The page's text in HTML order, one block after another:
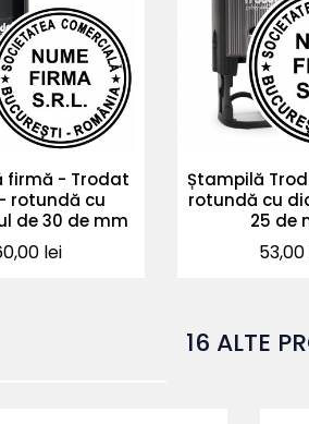
firmă - Trodat
rotundă cu
de 30 de mm
lei
Ștampilă
rotundă cu
25 de
Pret
16 ALTE